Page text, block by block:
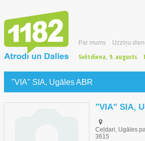
Par mums Uzziņu
Svētdiena, 9. augusts
"VIA" SIA, Ugāles ABR
"VIA" SIA,
Ceļdari, Ugāles
3615